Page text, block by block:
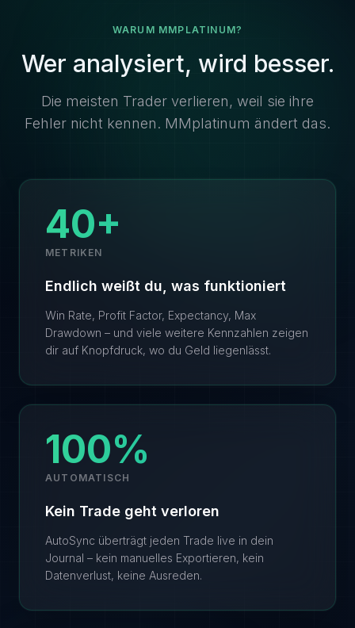
WARUM MMPLATINUM?
Wer analysiert, wird besser.
Die meisten Trader verlieren, weil sie ihre
Fehler nicht kennen. MMplatinum ändert das.
40+
METRIKEN
Endlich weißt du, was funktioniert
Win Rate, Profit Factor, Expectancy, Max
Drawdown – und viele weitere Kennzahlen zeigen
dir auf Knopfdruck, wo du Geld liegenlässt.
100%
AUTOMATISCH
Kein Trade geht verloren
AutoSync überträgt jeden Trade live in dein
Journal – kein manuelles Exportieren, kein
Datenverlust, keine Ausreden.